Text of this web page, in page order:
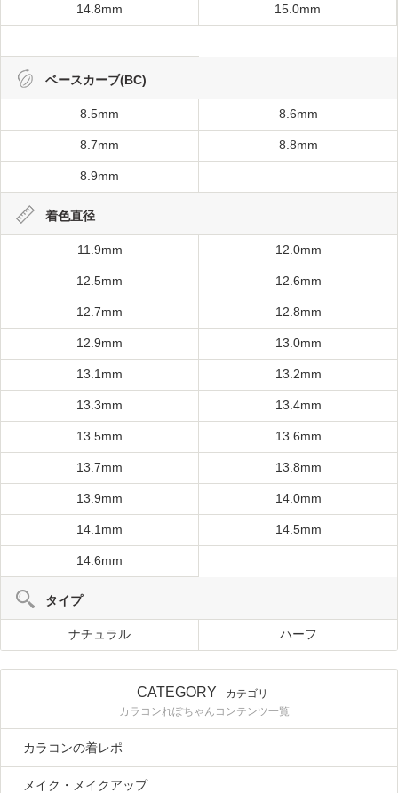
14.8mm 15.0mm
ベースカーブ(BC)
8.5mm 8.6mm
8.7mm 8.8mm
8.9mm
着色直径
11.9mm 12.0mm
12.5mm 12.6mm
12.7mm 12.8mm
12.9mm 13.0mm
13.1mm 13.2mm
13.3mm 13.4mm
13.5mm 13.6mm
13.7mm 13.8mm
13.9mm 14.0mm
14.1mm 14.5mm
14.6mm
タイプ
ナチュラル ハーフ
CATEGORY -カテゴリ-
カラコンれぽちゃんコンテンツ一覧
カラコンの着レポ
メイク・メイクアップ